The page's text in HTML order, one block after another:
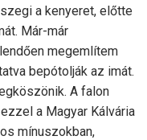
a kenyeret, előtte
Már-már
megemlítem
bepótolják az imát.
A falon
a Magyar Kálvária
mínuszokban,